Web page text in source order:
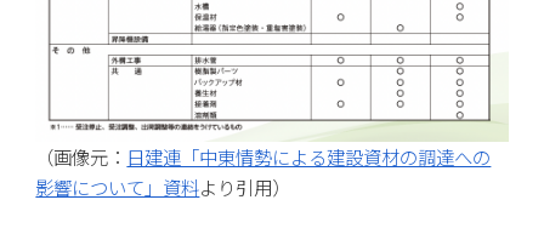
（画像元： 日建連「中東情勢による建設資材の調達への
影響について」資料より引用）